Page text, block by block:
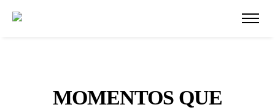
MOMENTOS QUE